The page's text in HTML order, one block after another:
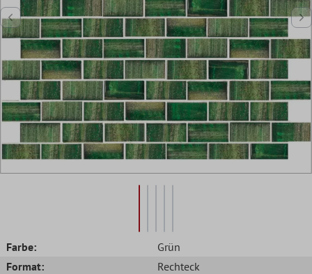
Farbe:
Grün
Format:
Rechteck